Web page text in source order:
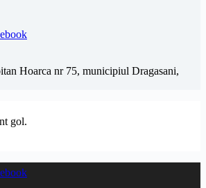
Hoarca nr 75, municipiul Dragasani,
gol.